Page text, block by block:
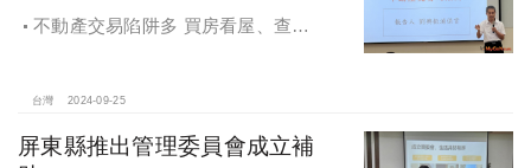
不動產交易陷阱多 買房看屋、查
台灣 2024-09-25
屏東縣推出管理委員會成立補